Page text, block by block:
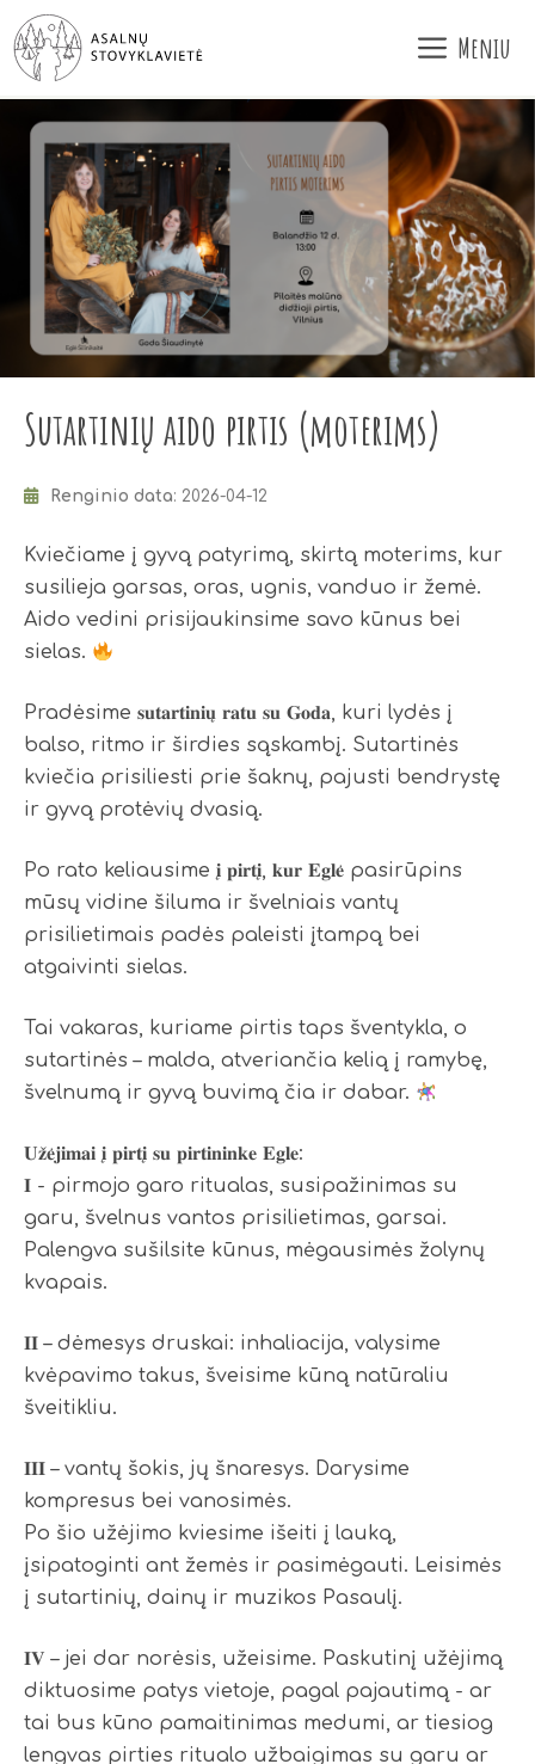
Pereiti
prie
turinio
Meniu
Sutartinių aido pirtis (moterims)
Renginio data: 2026-04-12
Kviečiame į gyvą patyrimą, skirtą moterims, kur
susilieja garsas, oras, ugnis, vanduo ir žemė.
Aido vedini prisijaukinsime savo kūnus bei
sielas.
Pradėsime 𝐬𝐮𝐭𝐚𝐫𝐭𝐢𝐧𝐢𝐮̨ 𝐫𝐚𝐭𝐮 𝐬𝐮 𝐆𝐨𝐝𝐚, kuri lydės į
balso, ritmo ir širdies sąskambį. Sutartinės
kviečia prisiliesti prie šaknų, pajusti bendrystę
ir gyvą protėvių dvasią.
Po rato keliausime 𝐢̨ 𝐩𝐢𝐫𝐭𝐢̨, 𝐤𝐮𝐫 𝐄𝐠𝐥𝐞̇ pasirūpins
mūsų vidine šiluma ir švelniais vantų
prisilietimais padės paleisti įtampą bei
atgaivinti sielas.
Tai vakaras, kuriame pirtis taps šventykla, o
sutartinės – malda, atveriančia kelią į ramybę,
švelnumą ir gyvą buvimą čia ir dabar.
𝐔𝐳̌𝐞̇𝐣𝐢𝐦𝐚𝐢 𝐢̨ 𝐩𝐢𝐫𝐭𝐢̨ 𝐬𝐮 𝐩𝐢𝐫𝐭𝐢𝐧𝐢𝐧𝐤𝐞 𝐄𝐠𝐥𝐞:
𝐈 - pirmojo garo ritualas, susipažinimas su
garu, švelnus vantos prisilietimas, garsai.
Palengva sušilsite kūnus, mėgausimės žolynų
kvapais.
𝐈𝐈 – dėmesys druskai: inhaliacija, valysime
kvėpavimo takus, šveisime kūną natūraliu
šveitikliu.
𝐈𝐈𝐈 – vantų šokis, jų šnaresys. Darysime
kompresus bei vanosimės.
Po šio užėjimo kviesime išeiti į lauką,
įsipatoginti ant žemės ir pasimėgauti. Leisimės
į sutartinių, dainų ir muzikos Pasaulį.
𝐈𝐕 – jei dar norėsis, užeisime. Paskutinį užėjimą
diktuosime patys vietoje, pagal pajautimą - ar
tai bus kūno pamaitinimas medumi, ar tiesiog
lengvas pirties ritualo užbaigimas su garu ar